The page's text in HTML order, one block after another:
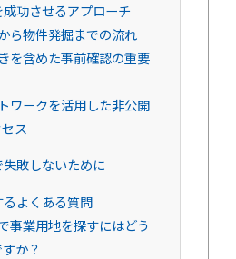
功させるアプローチ
ら物件発掘までの流れ
を含めた事前確認の重要
ワークを活用した非公開
ス
敗しないために
よくある質問
事業用地を探すにはどう
か？